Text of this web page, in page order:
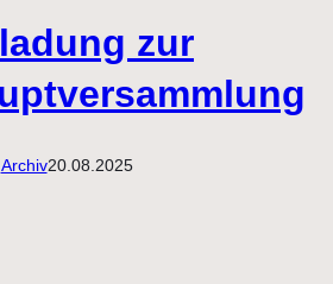
zur
Archiv20.08.2025